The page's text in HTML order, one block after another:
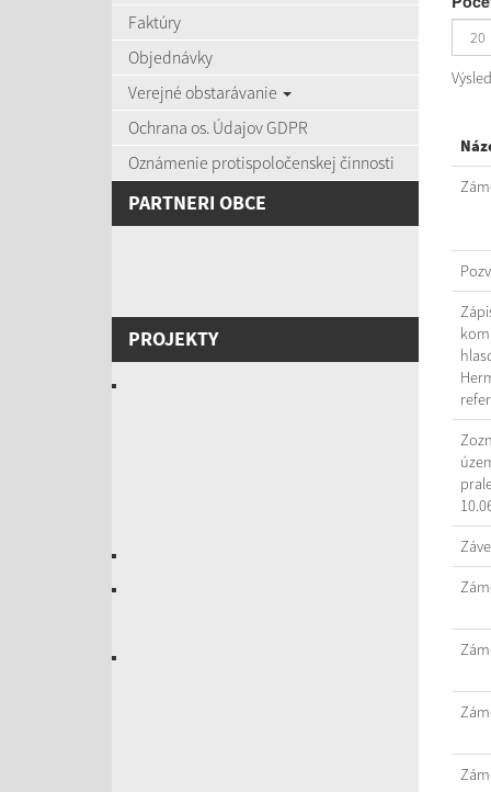
Faktúry
Objednávky
Verejné obstarávanie
Ochrana os. Údajov GDPR
Oznámenie protispoločenskej činnosti
PARTNERI OBCE
PROJEKTY